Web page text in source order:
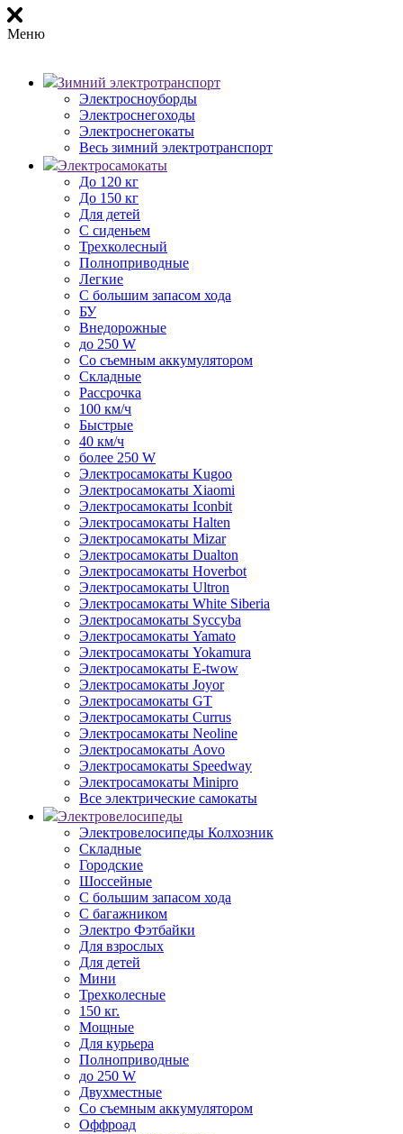
Меню
Зимний электротранспорт
Электросноуборды
Электроснегоходы
Электроснегокаты
Весь зимний электротранспорт
Электросамокаты
До 120 кг
До 150 кг
Для детей
С сиденьем
Трехколесный
Полноприводные
Легкие
С большим запасом хода
БУ
Внедорожные
до 250 W
Со съемным аккумулятором
Складные
Рассрочка
100 км/ч
Быстрые
40 км/ч
более 250 W
Электросамокаты Kugoo
Электросамокаты Xiaomi
Электросамокаты Iconbit
Электросамокаты Halten
Электросамокаты Mizar
Электросамокаты Dualton
Электросамокаты Hoverbot
Электросамокаты Ultron
Электросамокаты White Siberia
Электросамокаты Syccyba
Электросамокаты Yamato
Электросамокаты Yokamura
Электросамокаты E-twow
Электросамокаты Joyor
Электросамокаты GT
Электросамокаты Currus
Электросамокаты Neoline
Электросамокаты Aovo
Электросамокаты Speedway
Электросамокаты Minipro
Все электрические самокаты
Электровелосипеды
Электровелосипеды Колхозник
Складные
Городские
Шоссейные
С большим запасом хода
С багажником
Электро Фэтбайки
Для взрослых
Для детей
Мини
Трехколесные
150 кг.
Мощные
Для курьера
Полноприводные
до 250 W
Двухместные
Со съемным аккумулятором
Оффроад